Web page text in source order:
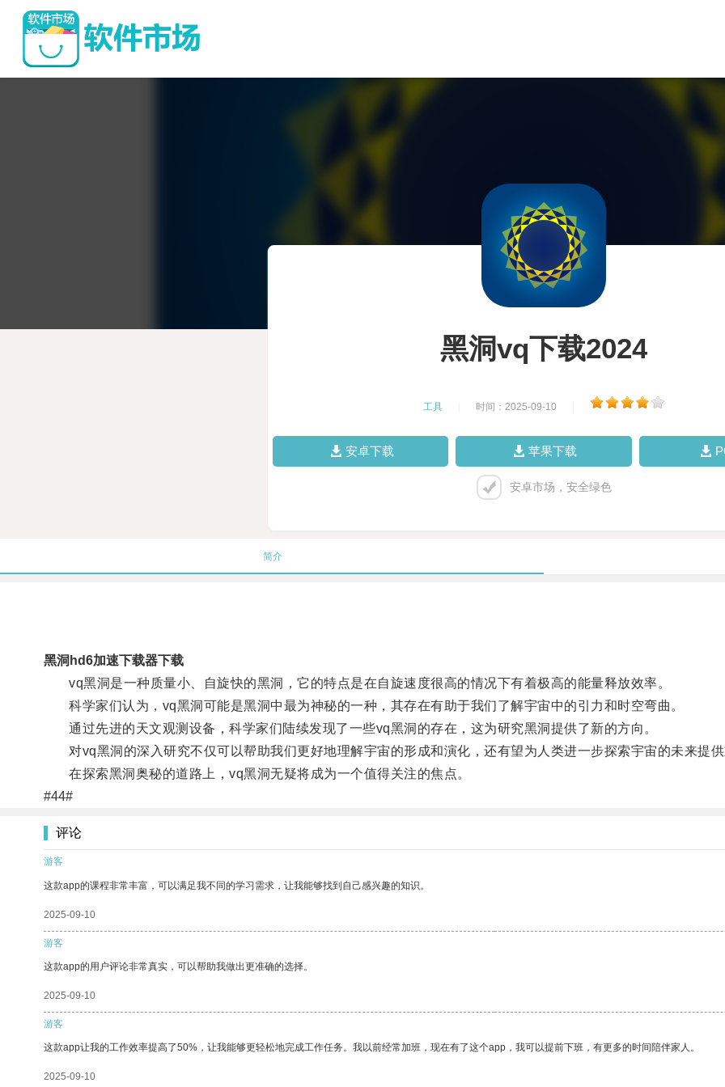
黑洞vq下载2024
工具 时间：2025-09-10
安卓下载 苹果下载
安卓市场，安全绿色
简介
黑洞hd6加速下载器下载
vq黑洞是一种质量小、自旋快的黑洞，它的特点是在自旋速度很高的情况下有着极高的能量释放效率。
科学家们认为，vq黑洞可能是黑洞中最为神秘的一种，其存在有助于我们了解宇宙中的引力和时空弯曲。
通过先进的天文观测设备，科学家们陆续发现了一些vq黑洞的存在，这为研究黑洞提供了新的方向。
对vq黑洞的深入研究不仅可以帮助我们更好地理解宇宙的形成和演化，还有望为人类进一步探索宇宙的未来提供
在探索黑洞奥秘的道路上，vq黑洞无疑将成为一个值得关注的焦点。
#44#
评论
游客
这款app的课程非常丰富，可以满足我不同的学习需求，让我能够找到自己感兴趣的知识。
2025-09-10
游客
这款app的用户评论非常真实，可以帮助我做出更准确的选择。
2025-09-10
游客
这款app让我的工作效率提高了50%，让我能够更轻松地完成工作任务。我以前经常加班，现在有了这个app，我可以提前下班，有更多的时间陪伴家人。
2025-09-10